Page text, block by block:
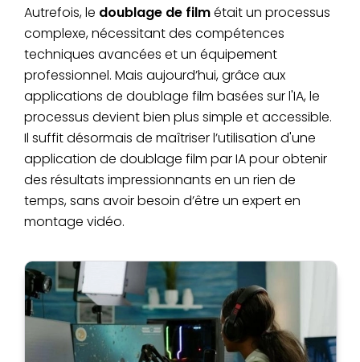
Autrefois, le doublage de filmétait un processus
complexe, nécessitant des compétences
techniques avancées et un équipement
professionnel. Mais aujourd’hui, grâce aux
applications de doublage film basées sur l'IA, le
processus devient bien plus simple et accessible.
Il suffit désormais de maîtriser l’utilisation d'une
application de doublage film par IA pour obtenir
des résultats impressionnants en un rien de
temps, sans avoir besoin d’être un expert en
montage vidéo.